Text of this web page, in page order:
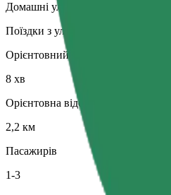
Домашні улюбленці
Поїздки з улюбленцем. Собаки
Орієнтовний час поїздки
8 хв
Орієнтовна відстань
2,2 км
Пасажирів
1-3